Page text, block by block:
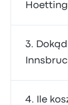
taksówkę
Trasę do/z
pokonasz
wygodny
Linie
Z:
Ile